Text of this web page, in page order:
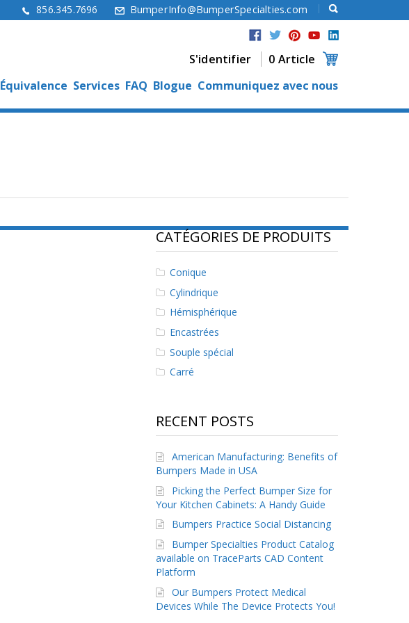
856.345.7696 BumperInfo@BumperSpecialties.com
S'identifier
0 Article
Équivalence Services FAQ Blogue Communiquez avec nous
CATÉGORIES DE PRODUITS
Conique
Cylindrique
Hémisphérique
Encastrées
Souple spécial
Carré
RECENT POSTS
American Manufacturing: Benefits of
Bumpers Made in USA
Picking the Perfect Bumper Size for
Your Kitchen Cabinets: A Handy Guide
Bumpers Practice Social Distancing
Bumper Specialties Product Catalog
available on TraceParts CAD Content
Platform
Our Bumpers Protect Medical
Devices While The Device Protects You!